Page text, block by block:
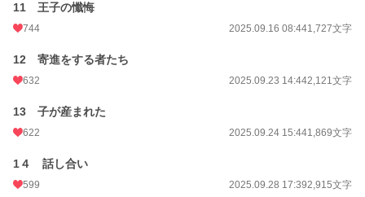
11 王子の懺悔
744 2025.09.16 08:441,727文字
12 寄進をする者たち
632 2025.09.23 14:442,121文字
13 子が産まれた
622 2025.09.24 15:441,869文字
1４ 話し合い
599 2025.09.28 17:392,915文字